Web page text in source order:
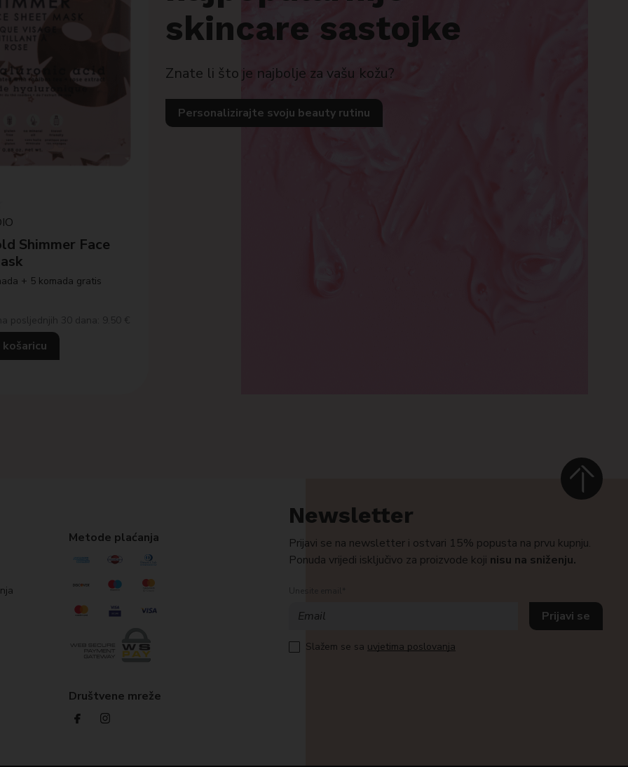
skincare sastojke
Znate li što je najbolje za vašu kožu?
Personalizirajte svoju beauty rutinu
Shimmer Face
+ 5 komada gratis
posljednjih 30 dana: 9.50 €
Metode plaćanja
Društvene mreže
Newsletter
Prijavi se na newsletter i ostvari 15% popusta na prvu kupnju.
Ponuda vrijedi isključivo za proizvode koji nisu na sniženju.
Unesite email*
Slažem se sa uvjetima poslovanja